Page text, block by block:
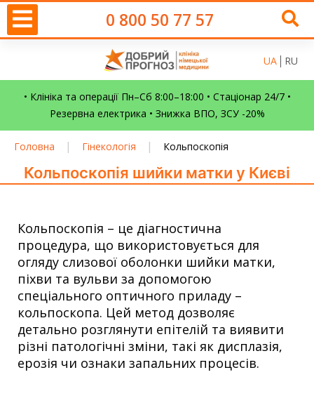
0 800 50 77 57
UA RU
• Клініка та операції Пн–Сб 8:00–18:00 • Стаціонар 24/7 •
Резервна електрика • Знижка ВПО, ЗСУ -20%
Головна | Гінекологія | Кольпоскопія
Кольпоскопія шийки матки у Києві
Кольпоскопія – це діагностична
процедура, що використовується для
огляду слизової оболонки шийки матки,
піхви та вульви за допомогою
спеціального оптичного приладу –
кольпоскопа. Цей метод дозволяє
детально розглянути епітелій та виявити
різні патологічні зміни, такі як дисплазія,
ерозія чи ознаки запальних процесів.